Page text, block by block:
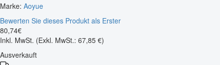
Marke: Aoyue
Bewerten Sie dieses Produkt als Erster
80,74€
Inkl. MwSt. (Exkl. MwSt.: 67,85 €)
Ausverkauft